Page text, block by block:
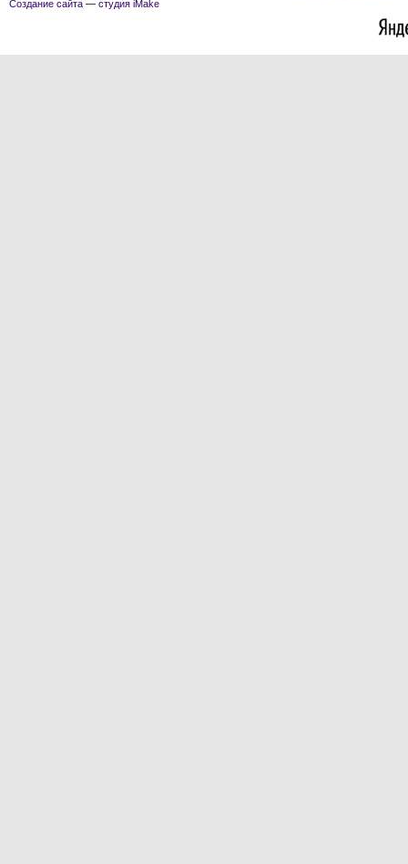
Создание сайта — студия iMake